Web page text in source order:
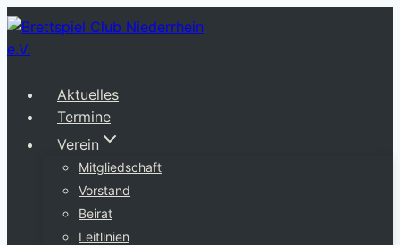
Zum
Inhalt
springen
Aktuelles
Termine
Verein
Mitgliedschaft
Vorstand
Beirat
Leitlinien